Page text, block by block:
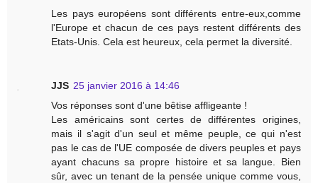
Les pays européens sont différents entre-eux,comme
l'Europe et chacun de ces pays restent différents des
Etats-Unis. Cela est heureux, cela permet la diversité.
JJS 25 janvier 2016 à 14:46
Vos réponses sont d'une bêtise affligeante !
Les américains sont certes de différentes origines,
mais il s'agit d'un seul et même peuple, ce qui n'est
pas le cas de l'UE composée de divers peuples et pays
ayant chacuns sa propre histoire et sa langue. Bien
sûr, avec un tenant de la pensée unique comme vous,